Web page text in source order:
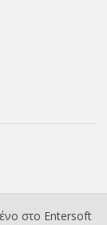
στο Entersoft